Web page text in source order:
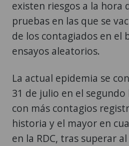
existen riesgos a la hora
pruebas en las que se
de los contagiados en el
ensayos aleatorios.
La actual epidemia se
31 de julio en el
con más contagios
historia y el mayor en
en la RDC, tras superar